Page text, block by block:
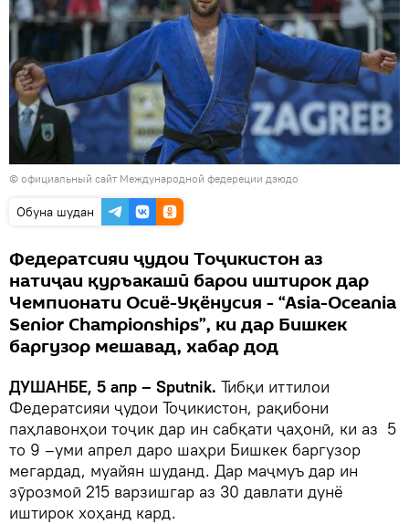
© официальный сайт Международной федереции дзюдо
Обуна шудан
Федератсияи ҷудои Тоҷикистон аз
натиҷаи қуръакашӣ барои иштирок дар
Чемпионати Осиё-Уқёнусия - “Аsia-Oceania
Senior Championships”, ки дар Бишкек
баргузор мешавад, хабар дод
ДУШАНБЕ, 5 апр – Sputnik. Тибқи иттилои
Федератсияи ҷудои Тоҷикистон, рақибони
паҳлавонҳои тоҷик дар ин сабқати ҷаҳонӣ, ки аз 5
то 9 –уми апрел даро шаҳри Бишкек баргузор
мегардад, муайян шуданд. Дар маҷмуъ дар ин
зӯрозмоӣ 215 варзишгар аз 30 давлати дунё
иштирок хоҳанд кард.